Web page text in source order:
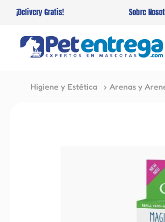
¡Delivery Gratis! Sobre
Higiene y Estética Arenas y